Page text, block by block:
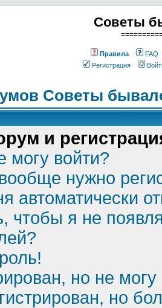
Советы
Правила
FAQ
Регистрация
Советы
и
могу войти?
нужно
автоматически
чтобы я не
но не могу
но